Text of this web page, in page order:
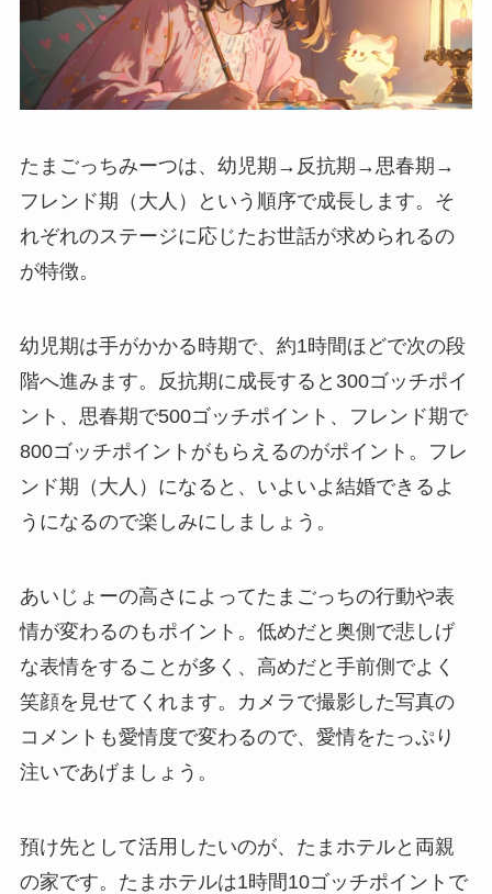
たまごっちみーつは、幼児期→反抗期→思春期→
フレンド期（大人）という順序で成長します。そ
れぞれのステージに応じたお世話が求められるの
が特徴。
幼児期は手がかかる時期で、約1時間ほどで次の段
階へ進みます。反抗期に成長すると300ゴッチポイ
ント、思春期で500ゴッチポイント、フレンド期で
800ゴッチポイントがもらえるのがポイント。フレ
ンド期（大人）になると、いよいよ結婚できるよ
うになるので楽しみにしましょう。
あいじょーの高さによってたまごっちの行動や表
情が変わるのもポイント。低めだと奥側で悲しげ
な表情をすることが多く、高めだと手前側でよく
笑顔を見せてくれます。カメラで撮影した写真の
コメントも愛情度で変わるので、愛情をたっぷり
注いであげましょう。
預け先として活用したいのが、たまホテルと両親
の家です。たまホテルは1時間10ゴッチポイントで